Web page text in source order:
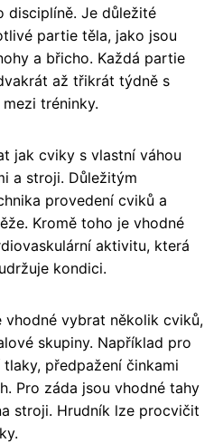
disciplíně. Je důležité
partie těla, jako jsou
a břicho. Každá partie
až třikrát týdně s
tréninky.
jak cviky s vlastní váhou
a stroji. Důležitým
provedení cviků a
Kromě toho je vhodné
aktivitu, která
kondici.
vybrat několik cviků,
skupiny. Například pro
předpažení činkami
Pro záda jsou vhodné tahy
stroji. Hrudník lze procvičit